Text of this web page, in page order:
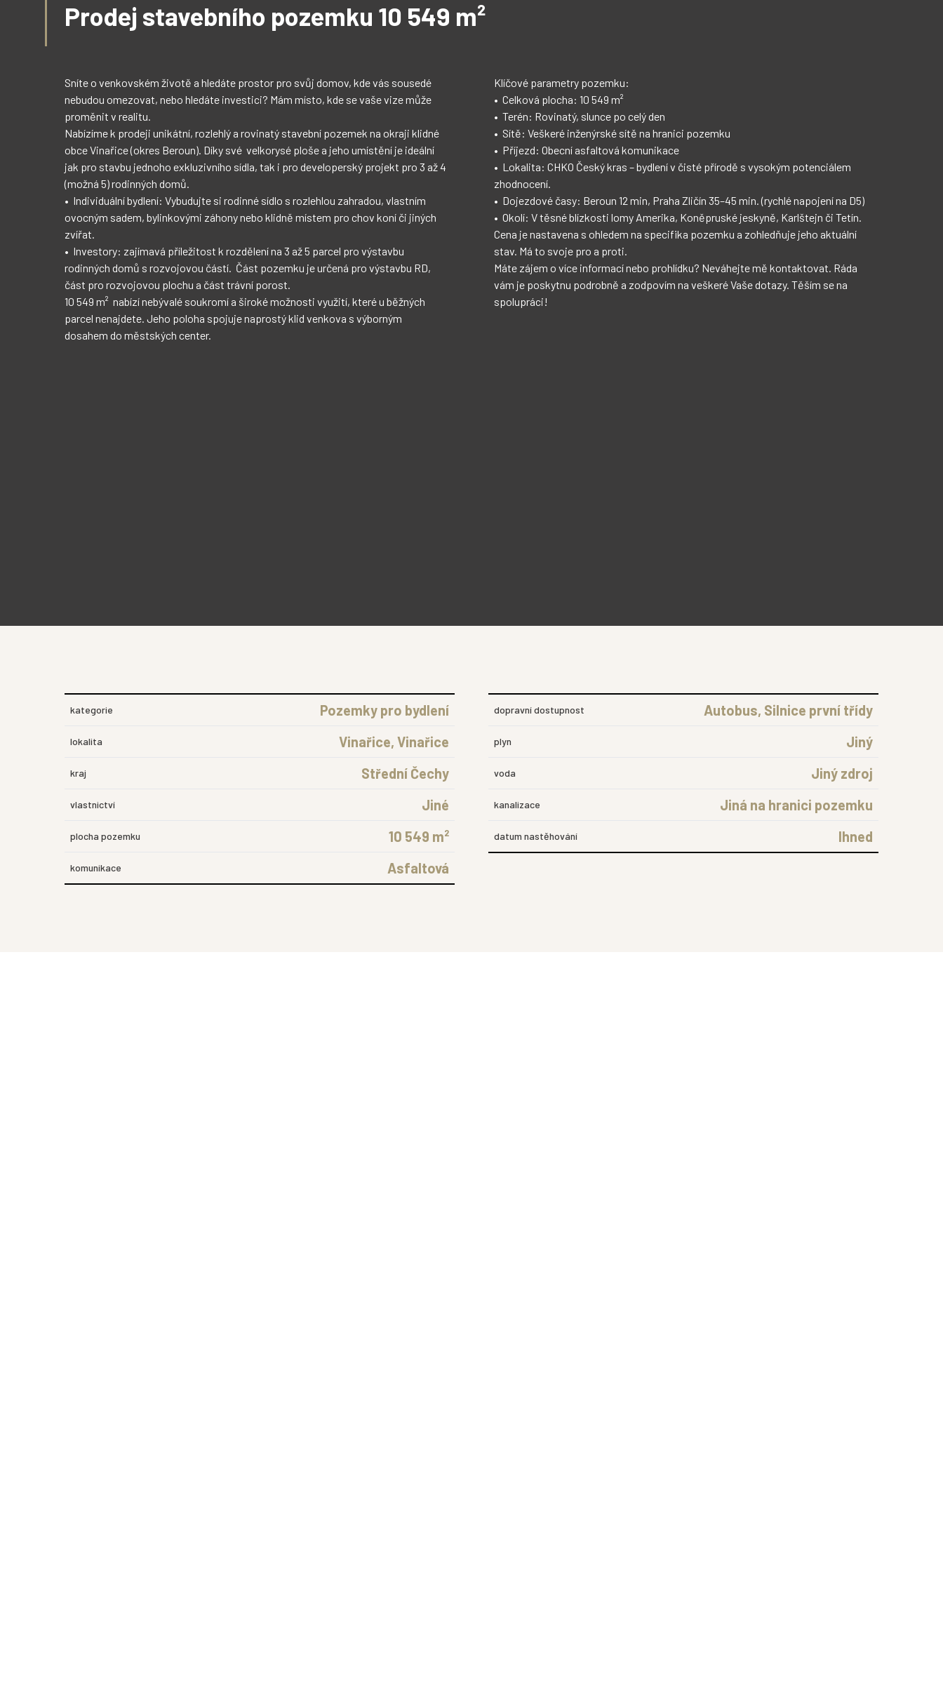
Prodej stavebního pozemku 10 549 m²
Sníte o venkovském životě a hledáte prostor pro svůj domov, kde vás sousedé
nebudou omezovat, nebo hledáte investici? Mám místo, kde se vaše vize může
proměnit v realitu.
Nabízíme k prodeji unikátní, rozlehlý a rovinatý stavební pozemek na okraji klidné
obce Vinařice (okres Beroun). Díky své  velkorysé ploše a jeho umístění je ideální
jak pro stavbu jednoho exkluzivního sídla, tak i pro developerský projekt pro 3 až 4
(možná 5) rodinných domů.
•	Individuální bydlení: Vybudujte si rodinné sídlo s rozlehlou zahradou, vlastním
ovocným sadem, bylinkovými záhony nebo klidně místem pro chov koní či jiných
zvířat.
•	Investory: zajímavá příležitost k rozdělení na 3 až 5 parcel pro výstavbu
rodinných domů s rozvojovou částí.  Část pozemku je určená pro výstavbu RD,
část pro rozvojovou plochu a část trávní porost.
10 549 m²  nabízí nebývalé soukromí a široké možnosti využití, které u běžných
parcel nenajdete. Jeho poloha spojuje naprostý klid venkova s výborným
dosahem do městských center.
Klíčové parametry pozemku:
•	Celková plocha: 10 549 m²
•	Terén: Rovinatý, slunce po celý den
•	Sítě: Veškeré inženýrské sítě na hranici pozemku
•	Příjezd: Obecní asfaltová komunikace
•	Lokalita: CHKO Český kras – bydlení v čisté přírodě s vysokým potenciálem
zhodnocení.
•	Dojezdové časy: Beroun 12 min, Praha Zličín 35–45 min. (rychlé napojení na D5)
•	Okolí: V těsné blízkosti lomy Amerika, Koněpruské jeskyně, Karlštejn či Tetín.
Cena je nastavena s ohledem na specifika pozemku a zohledňuje jeho aktuální
stav. Má to svoje pro a proti.
Máte zájem o více informací nebo prohlídku? Neváhejte mě kontaktovat. Ráda
vám je poskytnu podrobně a zodpovím na veškeré Vaše dotazy. Těším se na
spolupráci!
kategorie Pozemky pro bydlení
lokalita Vinařice, Vinařice
kraj Střední Čechy
vlastnictví Jiné
plocha pozemku 10 549 m²
komunikace Asfaltová
dopravní dostupnost Autobus, Silnice první třídy
plyn Jiný
voda Jiný zdroj
kanalizace Jiná na hranici pozemku
datum nastěhování Ihned